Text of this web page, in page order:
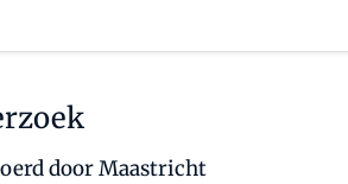
door Maastricht